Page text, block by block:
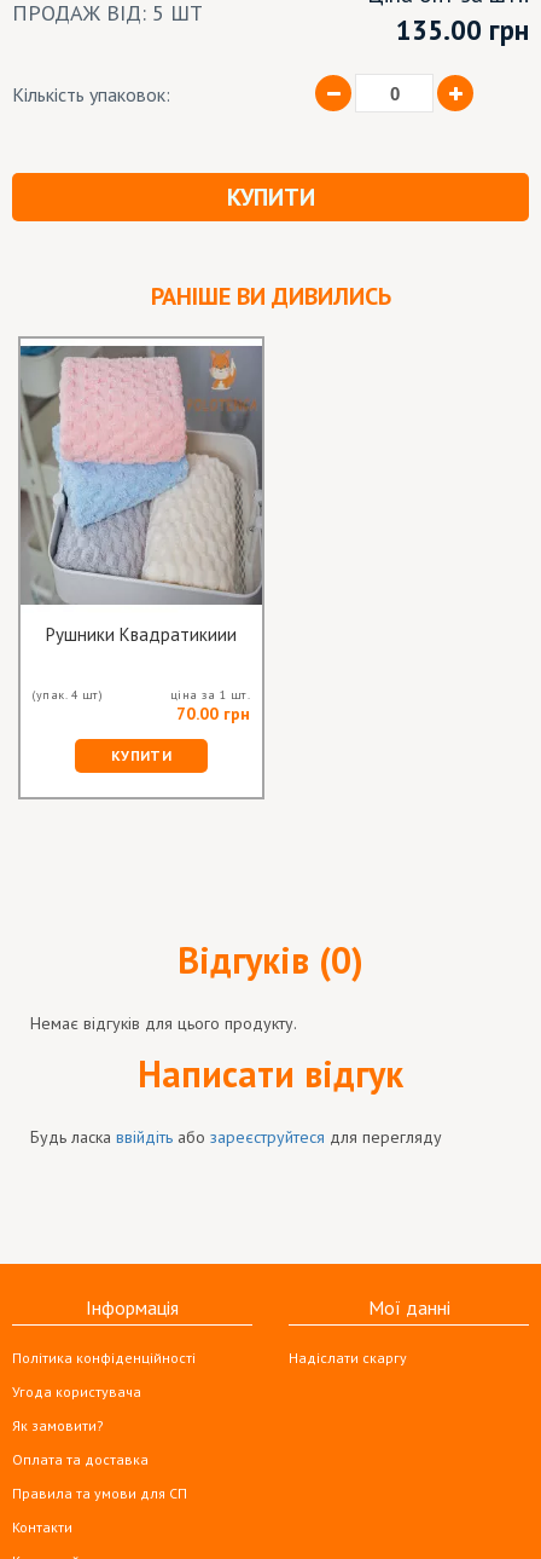
ПРОДАЖ ВІД: 5 ШТ 135.00 грн
Кількість упаковок:
КУПИТИ
РАНІШЕ ВИ ДИВИЛИСЬ
Рушники Квадратикиии
(упак. 4 шт) ціна за 1 шт.
70.00 грн
КУПИТИ
Відгуків (0)
Немає відгуків для цього продукту.
Написати відгук
Будь ласка ввійдіть або зареєструйтеся для перегляду
Інформація
Політика конфіденційності
Угода користувача
Як замовити?
Оплата та доставка
Правила та умови для СП
Контакти
Мої данні
Надіслати скаргу